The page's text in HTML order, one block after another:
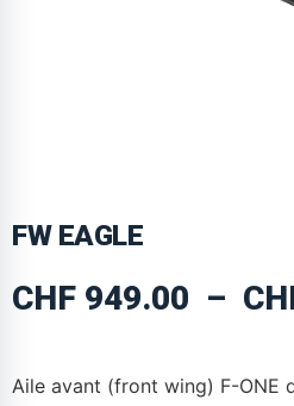
FW EAGLE
CHF 949.00 –
Aile avant (front wing) F-ONE